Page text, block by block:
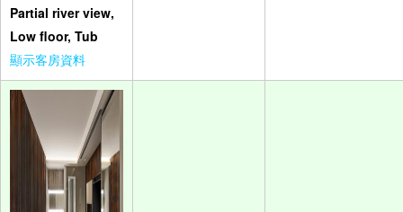
Partial river view,
Low floor, Tub
顯示客房資料